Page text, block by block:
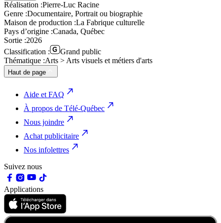
Réalisation :Pierre-Luc Racine
Genre :Documentaire, Portrait ou biographie
Maison de production :La Fabrique culturelle
Pays d’origine :Canada, Québec
Sortie :2026
Classification :
Grand public
Thématique :Arts > Arts visuels et métiers d'arts
Haut de page
Aide et FAQ
À propos de Télé-Québec
Nous joindre
Achat publicitaire
Nos infolettres
Suivez nous
Applications